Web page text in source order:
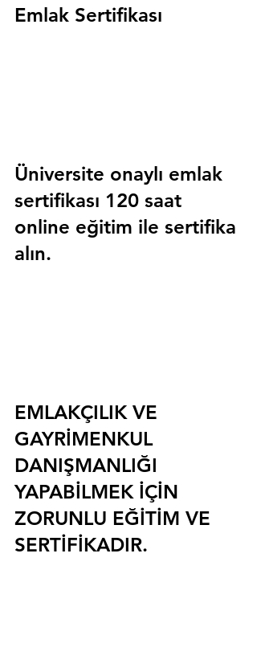
Emlak Sertifikası
Üniversite onaylı emlak
sertifikası 120 saat
online eğitim ile sertifika
alın.
EMLAKÇILIK VE
GAYRİMENKUL
DANIŞMANLIĞI
YAPABİLMEK İÇİN
ZORUNLU EĞİTİM VE
SERTİFİKADIR.